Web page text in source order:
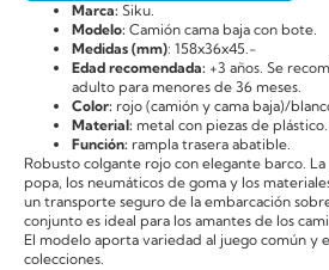
Marca: Siku.
Modelo: Camión cama baja con bote.
Medidas (mm): 158x36x45.-
Edad recomendada: +3 años. Se
adulto para menores de 36 meses.
Color: rojo (camión y cama baja)/
Material: metal con piezas de plástico.
Función: rampla trasera abatible.
Robusto colgante rojo con elegante barco.
popa, los neumáticos de goma y los
un transporte seguro de la embarcación
conjunto es ideal para los amantes de los
El modelo aporta variedad al juego común y
colecciones.